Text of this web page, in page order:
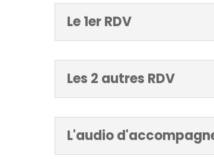
Le 1er RDV
Les 2 autres RDV
L'audio